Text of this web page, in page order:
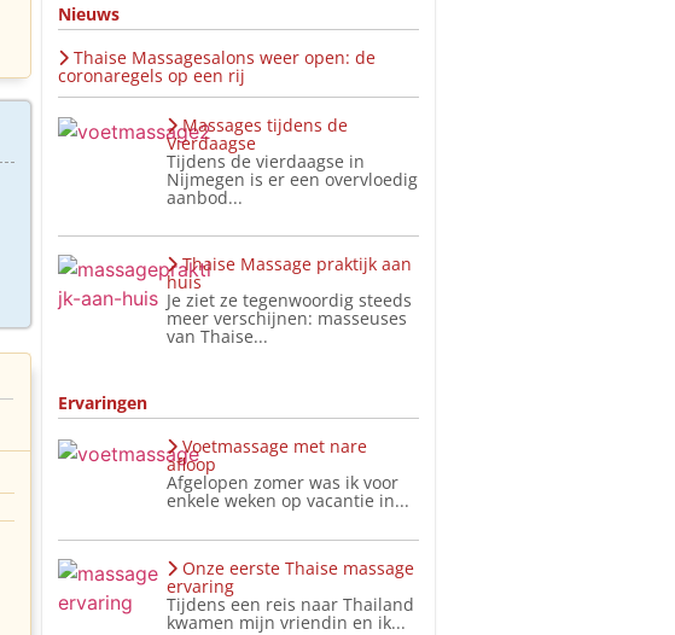
Nieuws
Thaise Massagesalons weer open: de
coronaregels op een rij
Massages tijdens de
Vierdaagse
Tijdens de vierdaagse in
Nijmegen is er een overvloedig
aanbod...
Thaise Massage praktijk aan
huis
Je ziet ze tegenwoordig steeds
meer verschijnen: masseuses
van Thaise...
Ervaringen
Voetmassage met nare
afloop
Afgelopen zomer was ik voor
enkele weken op vacantie in...
Onze eerste Thaise massage
ervaring
Tijdens een reis naar Thailand
kwamen mijn vriendin en ik...